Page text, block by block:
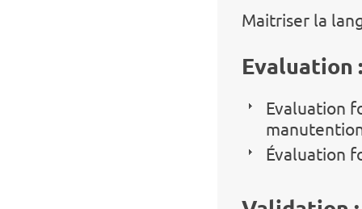
Maitriser la
Evaluation
Evaluation
Évaluation